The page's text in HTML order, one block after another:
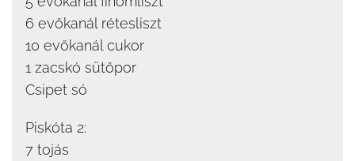
6 evőkanál rétesliszt
10 evőkanál cukor
1 zacskó sütőpor
Csipet só
Piskóta 2:
7 tojás